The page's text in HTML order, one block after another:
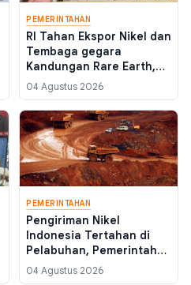
PEMERINTAHAN
RI Tahan Ekspor Nikel dan
Tembaga gegara
Kandungan Rare Earth,
Pemerintah Bangun
Ekosistem Baru
04 Agustus 2026
PEMERINTAHAN
Pengiriman Nikel
Indonesia Tertahan di
Pelabuhan, Pemerintah
Perketat Aturan Ekspor
Mineral Ber-Logam Tanah
04 Agustus 2026